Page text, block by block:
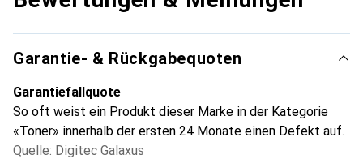
Garantie- & Rückgabequoten
Garantiefallquote
So oft weist ein Produkt dieser Marke in der Kategorie
«Toner» innerhalb der ersten 24 Monate einen Defekt auf.
Quelle: Digitec Galaxus